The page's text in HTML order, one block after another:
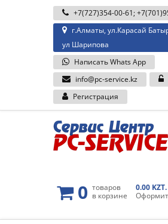
+7(727)354-00-61;
г.Алматы, ул.Карасай
ул Шарипова
Написать Whats App
info@pc-service.kz
Регистрация
0 товаров
в корзине
0.00 KZT.